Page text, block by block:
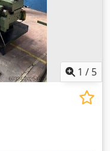
自動給油 - LED照明 -
の代わりに9.2 kWの
ステム Multifix と4つ
ント - 機械式ダブルク
ッドトラバース - シー
ド部品を使用した電気
の潤滑 - 減速スリーブ
拠した安全装置プレキ
マイクロリミットスイ
ライトバリアによる
1 / 5